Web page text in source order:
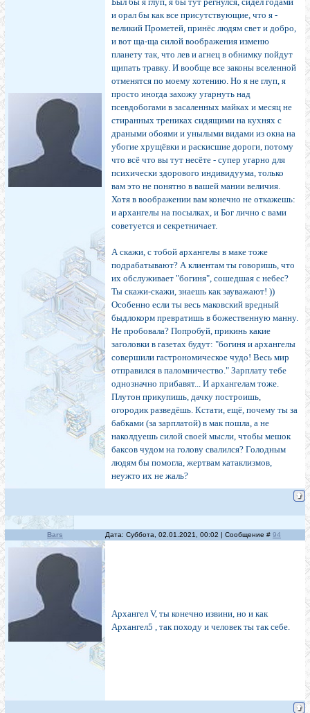
и орал бы как все присутствующие, что я -
великий Прометей, принёс людям свет и добро,
и вот ща-ща силой воображения изменю
планету так, что лев и агнец в обнимку пойдут
щипать травку. И вообще все законы вселенной
отменятся по моему хотению. Но я не глуп, я
просто иногда захожу угарнуть над
псевдобогами в засаленных майках и месяц не
стиранных трениках сидящими на кухнях с
драными обоями и унылыми видами из окна на
убогие хрущёвки и раскисшие дороги, потому
что всё что вы тут несёте - супер угарно для
психически здорового индивидуума, только
вам это не понятно в вашей мании величия.
Хотя в воображении вам конечно не откажешь:
и архангелы на посылках, и Бог лично с вами
советуется и секретничает.
А скажи, с тобой архангелы в маке тоже
подрабатывают? А клиентам ты говоришь, что
их обслуживает "богиня", сошедшая с небес?
Ты скажи-скажи, знаешь как зауважают! ))
Особенно если ты весь маковский вредный
быдлокорм превратишь в божественную манну.
Не пробовала? Попробуй, прикинь какие
заголовки в газетах будут: "богиня и архангелы
совершили гастрономическое чудо! Весь мир
отправился в паломничество." Зарплату тебе
однозначно прибавят... И архангелам тоже.
Плутон прикупишь, дачку построишь,
огородик разведёшь. Кстати, ещё, почему ты за
бабками (за зарплатой) в мак пошла, а не
наколдуешь силой своей мысли, чтобы мешок
баксов чудом на голову свалился? Голодным
людям бы помогла, жертвам катаклизмов,
неужто их не жаль?
Bars Дата: Суббота, 02.01.2021, 00:02 | Сообщение # 94
Архангел V, ты конечно извини, но и как
Архангел5 , так походу и человек ты так себе.